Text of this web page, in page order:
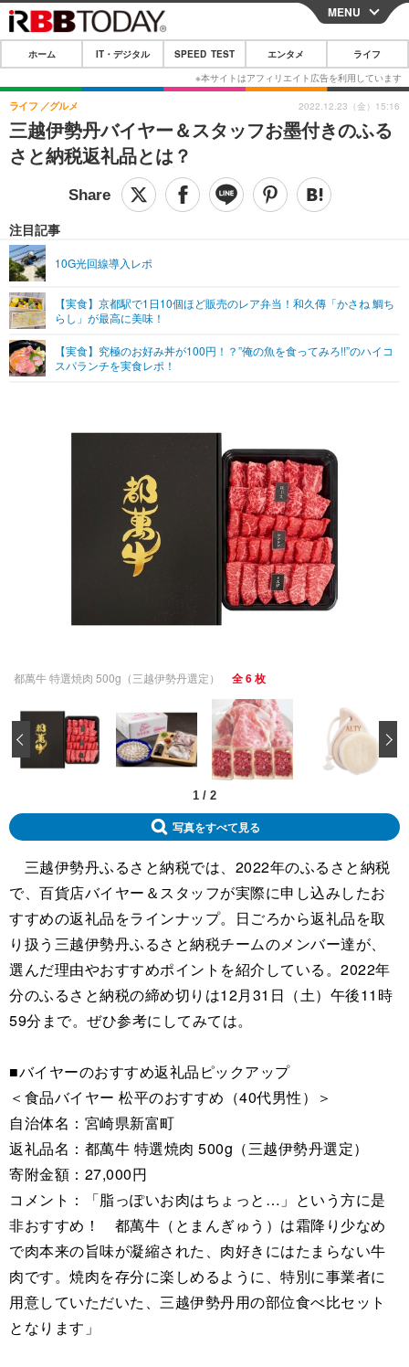
CLOSE
ホーム
IT・デジタル
IT・デジタルTOP スマートフォン
ショッピング その他
SPEED TEST
エンタメTOP 映画・ドラマ
グラビア
ショッピング その他
ライフTOP
その他
リリース一覧
プッシュ通知の停止方法
MENU
ホーム IT・デジタル SPEED TEST エンタメ ライフ
三越伊勢丹バイヤー＆スタッフお墨付きのふる
さと納税返礼品とは？
ライフ グルメ
注目記事
10G光回線導入レポ
【実食】京都駅で1日10個ほど販売のレア弁当！和久傳「かさね 鯛ち
らし」が最高に美味！
【実食】究極のお好み丼が100円！？”俺の魚を食ってみろ!!”のハイコ
スパランチを実食レポ！
2022.12.23（金）15:16
都萬牛 特選焼肉 500g（三越伊勢丹選定） 全 6 枚
1 / 2
写真をすべて見る
三越伊勢丹ふるさと納税では、2022年のふるさと納税
で、百貨店バイヤー＆スタッフが実際に申し込みしたお
すすめの返礼品をラインナップ。日ごろから返礼品を取
り扱う三越伊勢丹ふるさと納税チームのメンバー達が、
選んだ理由やおすすめポイントを紹介している。2022年
分のふるさと納税の締め切りは12月31日（土）午後11時
59分まで。ぜひ参考にしてみては。
■バイヤーのおすすめ返礼品ピックアップ
＜食品バイヤー 松平のおすすめ（40代男性）＞
自治体名：宮崎県新富町
返礼品名：都萬牛 特選焼肉 500g（三越伊勢丹選定）
寄附金額：27,000円
コメント：「脂っぽいお肉はちょっと…」という方に是
非おすすめ！ 都萬牛（とまんぎゅう）は霜降り少なめ
で肉本来の旨味が凝縮された、肉好きにはたまらない牛
肉です。焼肉を存分に楽しめるように、特別に事業者に
用意していただいた、三越伊勢丹用の部位食べ比セット
となります」